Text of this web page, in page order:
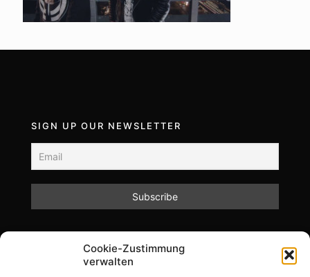
Cookie-Zustimmung
verwalten
SIGN UP OUR NEWSLETTER
unsere Datenschutzrichtlinien.